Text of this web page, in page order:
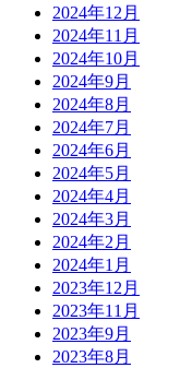
2024年12月
2024年11月
2024年10月
2024年9月
2024年8月
2024年7月
2024年6月
2024年5月
2024年4月
2024年3月
2024年2月
2024年1月
2023年12月
2023年11月
2023年9月
2023年8月